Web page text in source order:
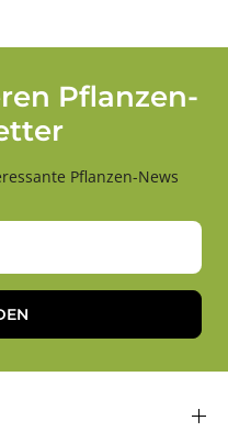
Pflanzen-
Pflanzen-News